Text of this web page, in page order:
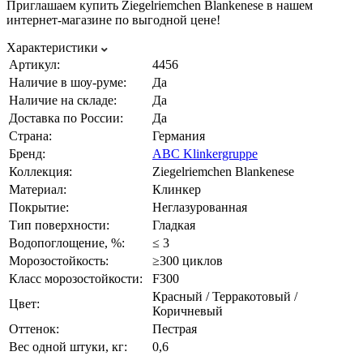
Приглашаем купить Ziegelriemchen Blankenese в нашем
интернет-магазине по выгодной цене!
Характеристики
Артикул:
4456
Наличие в шоу-руме:
Да
Наличие на складе:
Да
Доставка по России:
Да
Страна:
Германия
Бренд:
ABC Klinkergruppe
Коллекция:
Ziegelriemchen Blankenese
Материал:
Клинкер
Покрытие:
Неглазурованная
Тип поверхности:
Гладкая
Водопоглощение, %:
≤ 3
Морозостойкость:
≥300 циклов
Класс морозостойкости:
F300
Цвет:
Красный / Терракотовый /
Коричневый
Оттенок:
Пестрая
Вес одной штуки, кг:
0,6